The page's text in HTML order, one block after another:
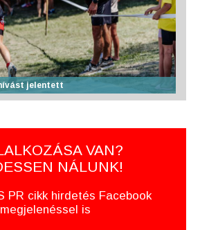
jelentett
VAN?
NÁLUNK!
PR cikk hirdetés Facebook
megjelenéssel is